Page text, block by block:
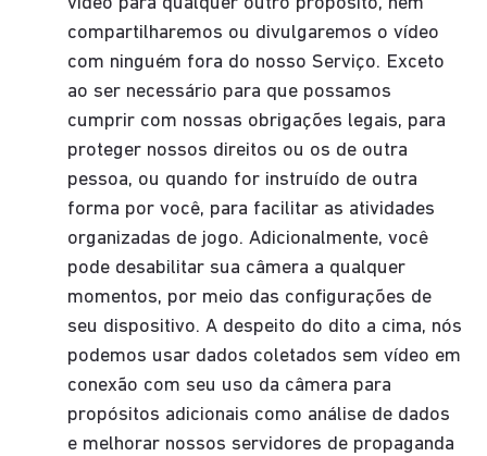
compartilharemos ou divulgaremos o vídeo
com ninguém fora do nosso Serviço. Exceto
ao ser necessário para que possamos
cumprir com nossas obrigações legais, para
proteger nossos direitos ou os de outra
pessoa, ou quando for instruído de outra
forma por você, para facilitar as atividades
organizadas de jogo. Adicionalmente, você
pode desabilitar sua câmera a qualquer
momentos, por meio das configurações de
seu dispositivo. A despeito do dito a cima, nós
podemos usar dados coletados sem vídeo em
conexão com seu uso da câmera para
propósitos adicionais como análise de dados
e melhorar nossos servidores de propaganda